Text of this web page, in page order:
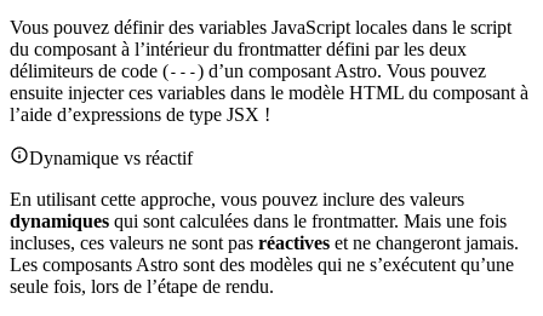
Vous pouvez définir des variables JavaScript locales dans le script
du composant à l’intérieur du frontmatter défini par les deux
délimiteurs de code (---) d’un composant Astro. Vous pouvez
ensuite injecter ces variables dans le modèle HTML du composant à
l’aide d’expressions de type JSX !
Dynamique vs réactif
En utilisant cette approche, vous pouvez inclure des valeurs
dynamiques qui sont calculées dans le frontmatter. Mais une fois
incluses, ces valeurs ne sont pas réactives et ne changeront jamais.
Les composants Astro sont des modèles qui ne s’exécutent qu’une
seule fois, lors de l’étape de rendu.